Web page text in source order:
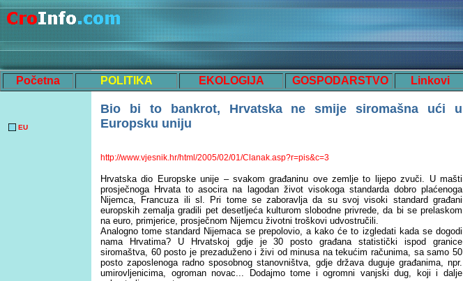
Početna POLITIKA EKOLOGIJA GOSPODARSTVO Linkovi
EU
Bio bi to bankrot, Hrvatska ne smije siromašna ući u
Europsku uniju
http://www.vjesnik.hr/html/2005/02/01/Clanak.asp?r=pis&c=3
Hrvatska dio Europske unije – svakom građaninu ove zemlje to lijepo zvuči. U mašti
prosječnoga Hrvata to asocira na lagodan život visokoga standarda dobro plaćenoga
Nijemca, Francuza ili sl. Pri tome se zaboravlja da su svoj visoki standard građani
europskih zemalja gradili pet desetljeća kulturom slobodne privrede, da bi se prelaskom
na euro, primjerice, prosječnom Nijemcu životni troškovi udvostručili.
Analogno tome standard Nijemaca se prepolovio, a kako će to izgledati kada se dogodi
nama Hrvatima? U Hrvatskoj gdje je 30 posto građana statistički ispod granice
siromaštva, 60 posto je prezaduženo i živi od minusa na tekućim računima, sa samo 50
posto zaposlenoga radno sposobnog stanovništva, gdje država duguje građanima, npr.
umirovljenicima, ogroman novac... Dodajmo tome i ogromni vanjski dug, koji i dalje